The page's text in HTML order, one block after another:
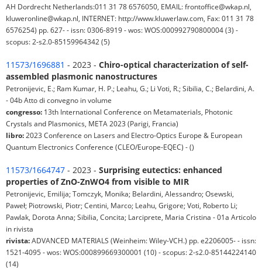
AH Dordrecht Netherlands:011 31 78 6576050, EMAIL: frontoffice@wkap.nl,
kluweronline@wkap.nl, INTERNET: http://www.kluwerlaw.com, Fax: 011 31 78
6576254) pp. 627- - issn: 0306-8919 - wos: WOS:000992790800004 (3) -
scopus: 2-s2.0-85159964342 (5)
11573/1696881 - 2023 - Chiro-optical characterization of self-
assembled plasmonic nanostructures
Petronijevic, E.; Ram Kumar, H. P.; Leahu, G.; Li Voti, R.; Sibilia, C.; Belardini, A.
- 04b Atto di convegno in volume
congresso: 13th International Conference on Metamaterials, Photonic
Crystals and Plasmonics, META 2023 (Parigi, Francia)
libro: 2023 Conference on Lasers and Electro-Optics Europe & European
Quantum Electronics Conference (CLEO/Europe-EQEC) - ()
11573/1664747 - 2023 - Surprising eutectics: enhanced
properties of ZnO-ZnWO4 from visible to MIR
Petronijevic, Emilija; Tomczyk, Monika; Belardini, Alessandro; Osewski,
Paweł; Piotrowski, Piotr; Centini, Marco; Leahu, Grigore; Voti, Roberto Li;
Pawlak, Dorota Anna; Sibilia, Concita; Larciprete, Maria Cristina - 01a Articolo
in rivista
rivista:ADVANCED MATERIALS (Weinheim: Wiley-VCH.) pp. e2206005- - issn:
1521-4095 - wos: WOS:000899669300001 (10) - scopus: 2-s2.0-85144224140
(14)